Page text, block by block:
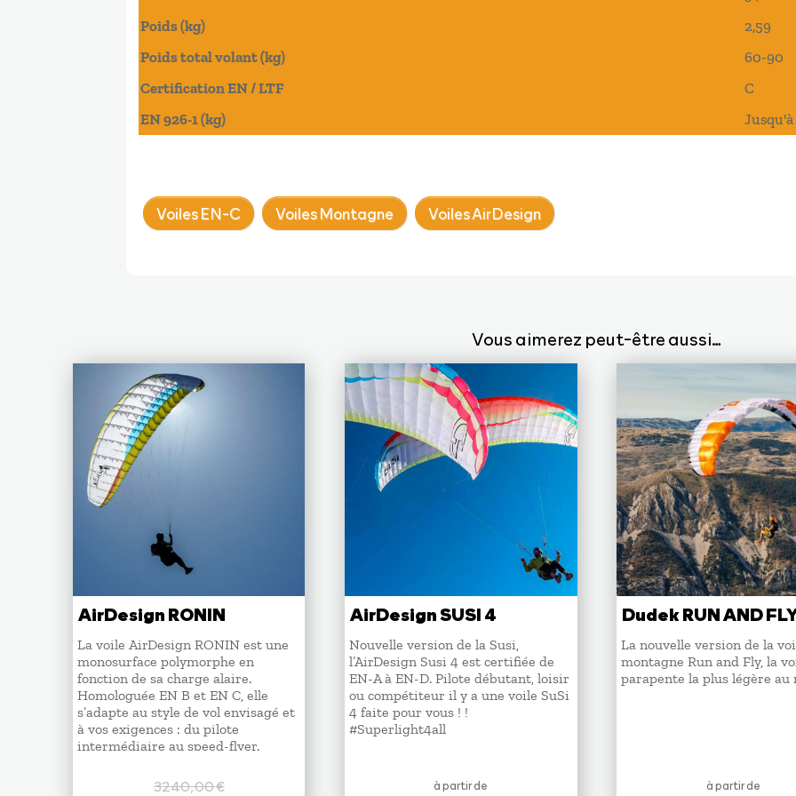
Poids (kg)
2,59
Poids total volant (kg)
60-90
Certification EN / LTF
C
EN 926-1 (kg)
Jusqu'à
Voiles EN-C Voiles Montagne Voiles AirDesign
Vous aimerez peut-être aussi…
AirDesign RONIN
La voile AirDesign RONIN est une
monosurface polymorphe en
fonction de sa charge alaire.
Homologuée EN B et EN C, elle
s’adapte au style de vol envisagé et
à vos exigences : du pilote
intermédiaire au speed-flyer.
3240,00€
AirDesign SUSI 4
Nouvelle version de la Susi,
l’AirDesign Susi 4 est certifiée de
EN-A à EN-D. Pilote débutant, loisir
ou compétiteur il y a une voile SuSi
4 faite pour vous ! !
#Superlight4all
à partir de
Dudek RUN AND
La nouvelle version de la
montagne Run and Fly, la
parapente la plus légère au
à partir de